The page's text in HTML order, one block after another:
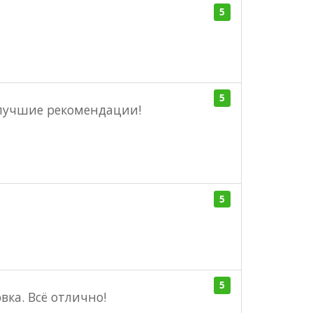
5
5
рекомендации!
5
5
Всё отлично!